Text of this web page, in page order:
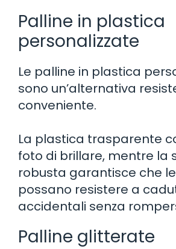
Palline in plastica
personalizzate
Le palline in plastica
sono un’alternativa
conveniente.
La plastica trasparente
foto di brillare, mentre la
robusta garantisce che
possano resistere a
accidentali senza
Palline glitterate